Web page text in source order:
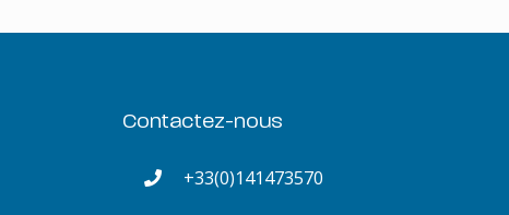
Contactez-nous
+33(0)141473570